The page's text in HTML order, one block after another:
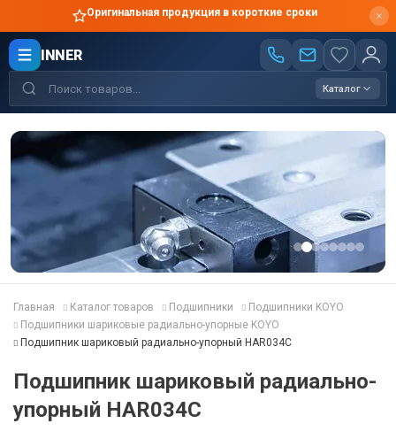
Оригинальная продукция в короткие сроки
INNER
Каталог
Главная Каталог товаров Подшипники
Подшипники KOYO
Подшипники шариковые радиально-упорные KOYO
Подшипник шариковый радиально-упорный HAR034C
Подшипник шариковый радиально-
упорный HAR034C